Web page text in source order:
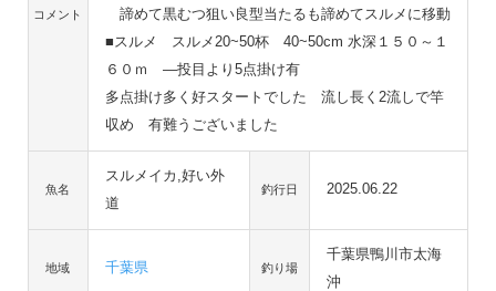
コメント
諦めて黒むつ狙い良型当たるも諦めてスルメに移動
■スルメ スルメ20~50杯 40~50cm 水深１５０～１
６０ｍ ―投目より5点掛け有
多点掛け多く好スタートでした 流し長く2流しで竿
収め 有難うございました
魚名
スルメイカ,好い外
道
釣行日 2025.06.22
地域 千葉県 釣り場
千葉県鴨川市太海
沖